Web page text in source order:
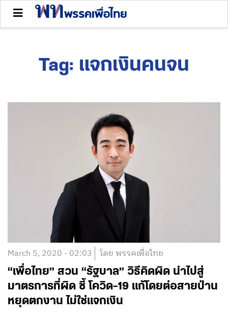
Tag: แจกเงินคนจน
March 5, 2020 - 02:03 โดย พรรคเพื่อไทย
“เพื่อไทย” สวน “รัฐบาล” วิธีคิดผิด นำไปสู่
มาตรการที่ผิด ชี้ โควิด-19 แก้โดยต่อสายป่าน
หยุดตกงาน ไม่ใช่แจกเงิน